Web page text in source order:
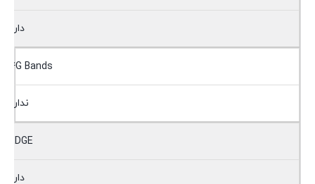
دارد
4G Bands
ندارد
EDGE
دارد